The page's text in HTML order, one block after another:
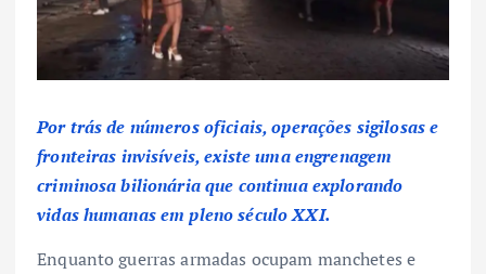
Por trás de números oficiais, operações sigilosas e
fronteiras invisíveis, existe uma engrenagem
criminosa bilionária que continua explorando
vidas humanas em pleno século XXI.
Enquanto guerras armadas ocupam manchetes e